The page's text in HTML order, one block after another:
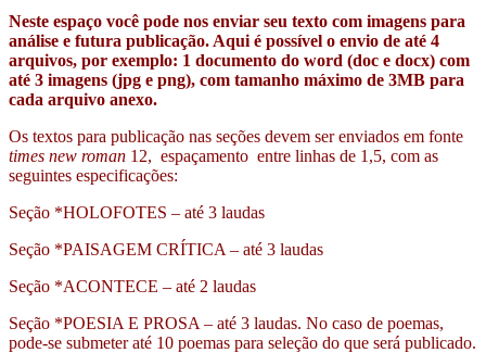
Share
Neste espaço você pode nos enviar seu texto com imagens para
análise e futura publicação. Aqui é possível o envio de até 4
arquivos, por exemplo: 1 documento do word (doc e docx) com
até 3 imagens (jpg e png), com tamanho máximo de 3MB para
cada arquivo anexo.
Os textos para publicação nas seções devem ser enviados em fonte
times new roman 12, espaçamento entre linhas de 1,5, com as
seguintes especificações:
Seção *HOLOFOTES – até 3 laudas
Seção *PAISAGEM CRÍTICA – até 3 laudas
Seção *ACONTECE – até 2 laudas
Seção *POESIA E PROSA – até 3 laudas. No caso de poemas,
pode-se submeter até 10 poemas para seleção do que será publicado.